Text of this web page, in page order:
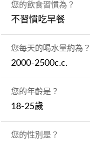
您的飲食習慣為？
不習慣吃早餐
您每天的喝水量約為？
2000-2500c.c.
您的年齡是？
18-25歲
您的性別是？